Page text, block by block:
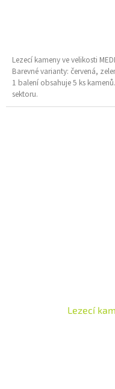
Lezecí kameny ve velikosti
Barevné varianty: červená,
1 balení obsahuje 5 ks
sektoru.
Lezecí